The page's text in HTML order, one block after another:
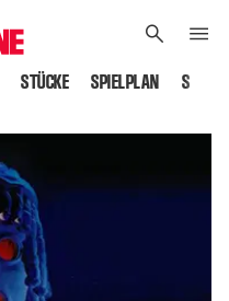
STÜCKE SPIELPLAN